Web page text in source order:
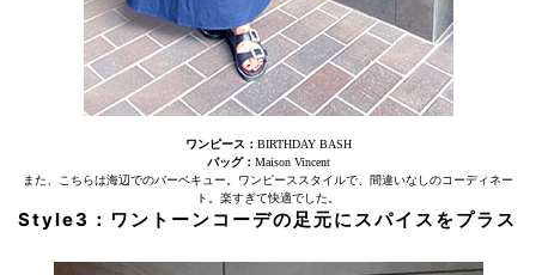
ワンピース： BIRTHDAY BASH
バッグ： Maison Vincent
また、こちらは海辺でのバーベキュー。ワンピーススタイルで、間違いなしのコーディネー
ト。楽すぎて快適でした。
Style3：ワントーンコーデの足元にスパイスをプラス